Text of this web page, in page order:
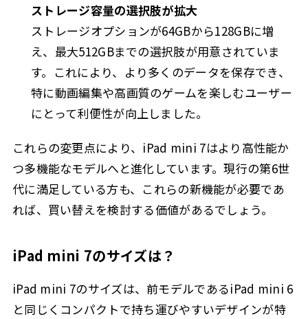
ストレージ容量の選択肢が拡大
ストレージオプションが64GBから128GBに増
え、最大512GBまでの選択肢が用意されていま
す。これにより、より多くのデータを保存でき、
特に動画編集や高画質のゲームを楽しむユーザー
にとって利便性が向上しました。
これらの変更点により、iPad mini 7はより高性能か
つ多機能なモデルへと進化しています。現行の第6世
代に満足している方も、これらの新機能が必要であ
れば、買い替えを検討する価値があるでしょう。
iPad mini 7のサイズは？
iPad mini 7のサイズは、前モデルであるiPad mini 6
と同じくコンパクトで持ち運びやすいデザインが特